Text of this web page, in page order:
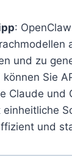
:
und zu
können Sie
Claude und
und